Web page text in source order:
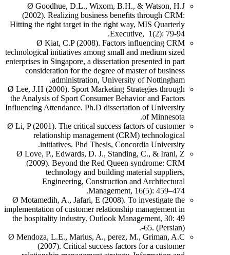
Ø Goodhue, D.L., Wixom, B.H., & Watson, H.J
(2002). Realizing business benefits through CRM:
Hitting the right target in the right way, MIS Quarterly
Executive, 1(2): 79-94.
Ø Kiat, C.P (2008). Factors influencing CRM
technological initiatives among small and medium sized
enterprises in Singapore, a dissertation presented in part
consideration for the degree of master of business
administration, University of Nottingham.
Ø Lee, J.H (2000). Sport Marketing Strategies through
the Analysis of Sport Consumer Behavior and Factors
Influencing Attendance. Ph.D dissertation of University
of Minnesota.
Ø Li, P (2001). The critical success factors of customer
relationship management (CRM) technological
initiatives. Phd Thesis, Concordia University.
Ø Love, P., Edwards, D. J., Standing, C., & Irani, Z
(2009). Beyond the Red Queen syndrome: CRM
technology and building material suppliers,
Engineering, Construction and Architectural
Management, 16(5): 459–474.
Ø Motamedih, A., Jafari, E (2008). To investigate the
implementation of customer relationship management in
the hospitality industry. Outlook Management, 30: 49
-65. (Persian).
Ø Mendoza, L.E., Marius, A., perez, M., Griman, A.C
(2007). Critical success factors for a customer